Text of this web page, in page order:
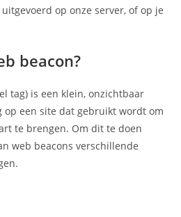
op onze server, of op je
beacon?
tag) is een klein, onzichtbaar
op een site dat gebruikt wordt om
te brengen. Om dit te doen
web beacons verschillende